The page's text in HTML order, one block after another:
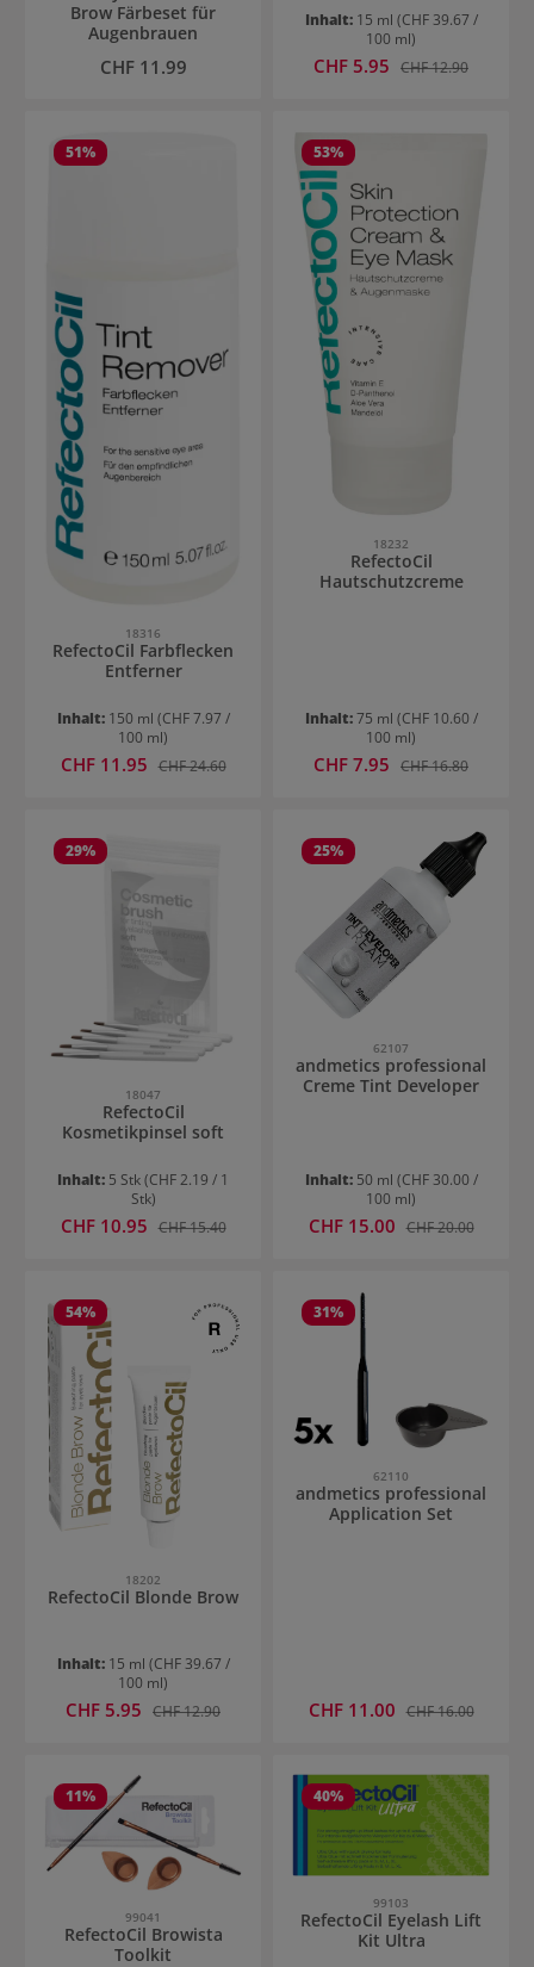
Brow Färbeset für
Augenbrauen
Regulärer Preis:
CHF 11.99
Inhalt: 15 ml (CHF 39.67 /
100 ml)
Verkaufspreis:
CHF 5.95 Regulärer Preis:
CHF 12.90
51%
18316
RefectoCil Farbflecken
Entferner
Inhalt: 150 ml (CHF 7.97 /
100 ml)
Verkaufspreis:
CHF 11.95 Regulärer Preis:
CHF 24.60
53%
18232
RefectoCil
Hautschutzcreme
Inhalt:75 ml (CHF 10.60 /
100 ml)
Verkaufspreis:
CHF 7.95 Regulärer Preis:
CHF 16.80
29%
18047
RefectoCil
Kosmetikpinsel soft
Inhalt: 5 Stk(CHF 2.19 / 1
Stk)
Verkaufspreis:
CHF 10.95 Regulärer Preis:
CHF 15.40
25%
62107
andmetics professional
Creme Tint Developer
Inhalt: 50 ml (CHF 30.00 /
100 ml)
Verkaufspreis:
CHF 15.00 Regulärer Preis:
CHF 20.00
54%
18202
RefectoCil Blonde Brow
Inhalt: 15 ml (CHF 39.67 /
100 ml)
Verkaufspreis:
CHF 5.95 Regulärer Preis:
CHF 12.90
31%
62110
andmetics professional
Application Set
Verkaufspreis:
CHF 11.00 Regulärer Preis:
CHF 16.00
11%
99041
RefectoCil Browista
Toolkit
40%
99103
RefectoCil Eyelash Lift
Kit Ultra